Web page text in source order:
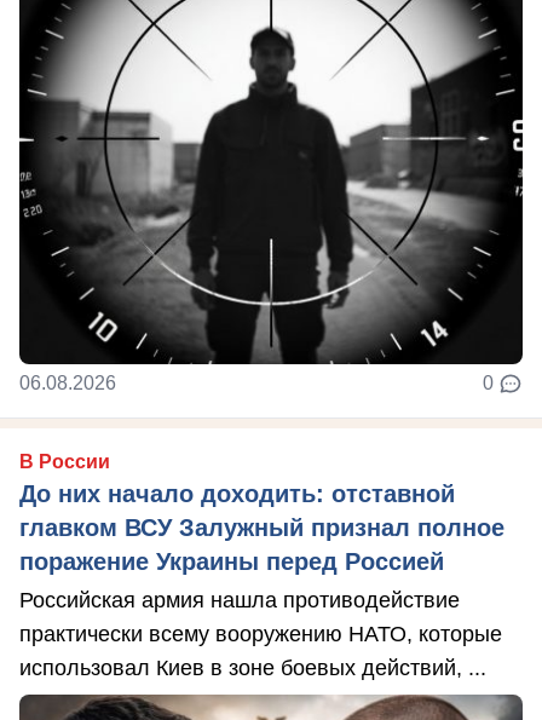
06.08.2026 0
В России
До них начало доходить: отставной
главком ВСУ Залужный признал полное
поражение Украины перед Россией
Российская армия нашла противодействие
практически всему вооружению НАТО, которые
использовал Киев в зоне боевых действий, ...